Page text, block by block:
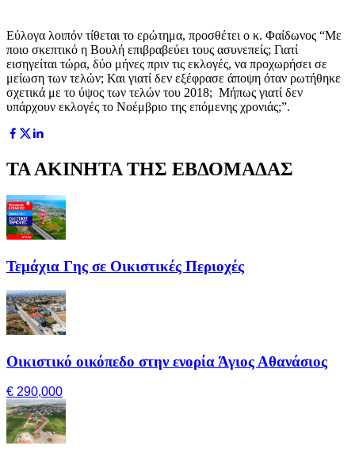
Εύλογα λοιπόν τίθεται το ερώτημα, προσθέτει ο κ. Φαίδωνος “Με
ποιο σκεπτικό η Βουλή επιβραβεύει τους ασυνεπείς; Γιατί
εισηγείται τώρα, δύο μήνες πριν τις εκλογές, να προχωρήσει σε
μείωση των τελών; Και γιατί δεν εξέφρασε άποψη όταν ρωτήθηκε
σχετικά με το ύψος των τελών του 2018; Μήπως γιατί δεν
υπάρχουν εκλογές το Νοέμβριο της επόμενης χρονιάς;”.
ΤΑ ΑΚΙΝΗΤΑ ΤΗΣ ΕΒΔΟΜΑΔΑΣ
Τεμάχια Γης σε Οικιστικές Περιοχές
Οικιστικό οικόπεδο στην ενορία Άγιος Αθανάσιος
€ 290,000